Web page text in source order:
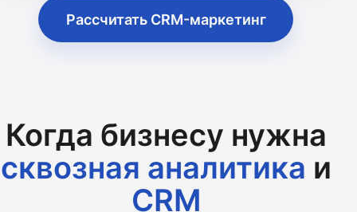
Рассчитать CRM-маркетинг
Когда бизнесу нужна
сквозная аналитика и
CRM